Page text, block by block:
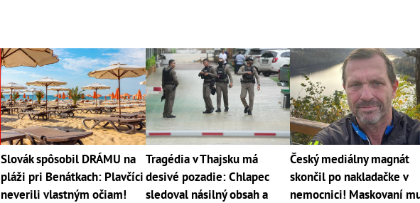
Slovák spôsobil DRÁMU na
pláži pri Benátkach: Plavčíci
neverili vlastným očiam!
Tragédia v Thajsku má
desivé pozadie: Chlapec
sledoval násilný obsah a
Český mediálny magnát
skončil po nakladačke v
nemocnici! Maskovaní